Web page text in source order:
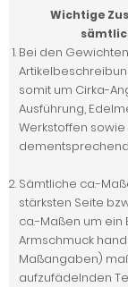
Wichtige
Bei den
somit um Cirka-
Ausführung,
Werkstoffen
Sämtliche ca.-
stärksten Seite
ca.-Maßen um ein
Armschmuck
Maßangaben)
aufzufädelnden